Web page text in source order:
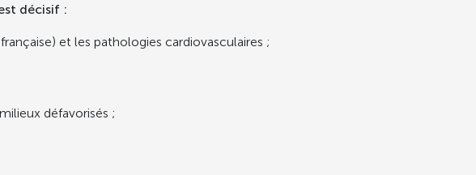
décisif :
et les pathologies cardiovasculaires ;
défavorisés ;